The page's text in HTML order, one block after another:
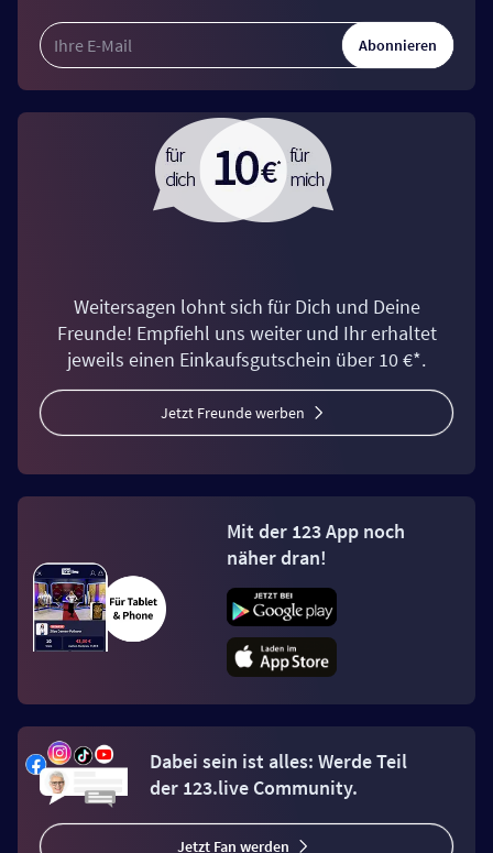
Abonnieren
Weitersagen lohnt sich für Dich und Deine
Freunde! Empfiehl uns weiter und Ihr erhaltet
jeweils einen Einkaufsgutschein über 10 €*.
Jetzt Freunde werben
Mit der 123 App noch
näher dran!
Dabei sein ist alles: Werde Teil
der 123.live Community.
Jetzt Fan werden